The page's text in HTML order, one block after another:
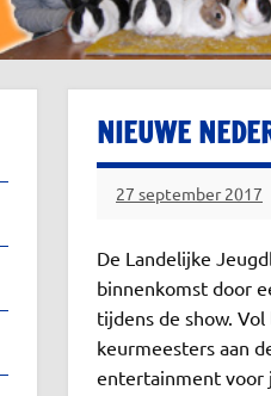
NIEUWE
27 september 2017
De Landelijke
binnenkomst door
tijdens de show.
keurmeesters aan
entertainment voor